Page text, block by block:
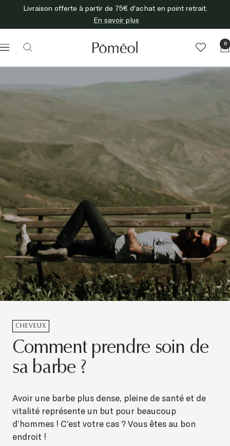
contenu
Livraison offerte à partir de 75€ d'achat en point retrait.
En savoir plus
Navigation
Poméol 0
CHEVEUX
Comment prendre soin de
sa barbe ?
Avoir une barbe plus dense, pleine de santé et de
vitalité représente un but pour beaucoup
d’hommes ! C’est votre cas ? Vous êtes au bon
endroit !